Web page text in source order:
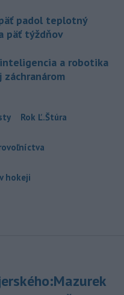
padol teplotný
päť týždňov
inteligencia a robotika
záchranárom
Rok Ľ.Štúra
hokeji